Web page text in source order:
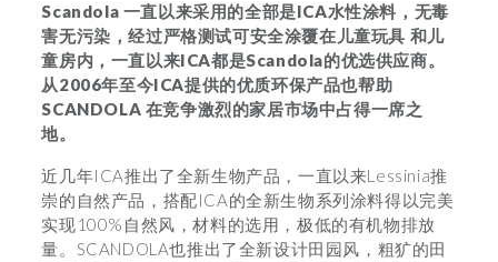
Scandola 一直以来采用的全部是ICA水性涂料 ， 无毒
害无污染 ，经过严格测试可安全涂覆在儿童玩具 和儿
童房内 ， 一直以来ICA都是Scandola的优选供应商。
从2006年至今ICA提供的优质环保产品也帮助
SCANDOLA 在竞争激烈的家居市场中占得一席之
地。
近几年ICA推出了全新生物产品，一直以来Lessinia推
崇的自然产品，搭配ICA的全新生物系列涂料得以完美
实现100%自然风，材料的选用，极低的有机物排放
量。SCANDOLA也推出了全新设计田园风，粗犷的田